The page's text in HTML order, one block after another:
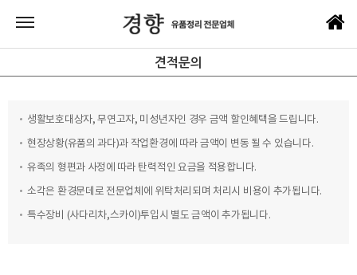
견적문의
생활보호대상자, 무연고자, 미성년자인 경우 금액 할인혜택을 드립니다.
현장상황(유품의 과다)과 작업환경에 따라 금액이 변동 될 수 있습니다.
유족의 형편과 사정에 따라 탄력적인 요금을 적용합니다.
소각은 환경문데로 전문업체에 위탁처리되며 처리시 비용이 추가됩니다.
특수장비 (사다리차,스카이)투입시 별도 금액이 추가됩니다.